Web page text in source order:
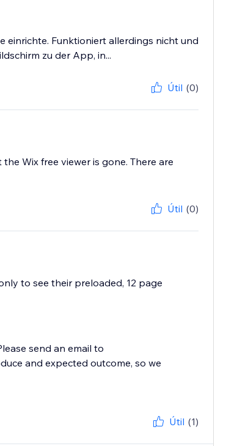
einrichte. Funktioniert allerdings nicht und
zu der App, in...
Útil (0)
Wix free viewer is gone. There are
Útil (0)
to see their preloaded, 12 page
send an email to
and expected outcome, so we
Útil (1)